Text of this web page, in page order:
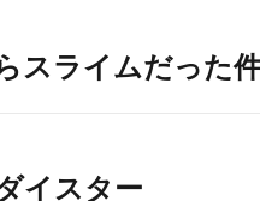
スライムだった
イスター